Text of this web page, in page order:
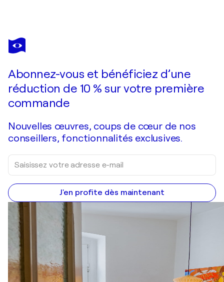
MARIO PRATESI
La dea della rabbia
Abonnez-vous et bénéficiez d’une
réduction de 10 % sur votre première
commande
Nouvelles œuvres, coups de cœur de nos
conseillers, fonctionnalités exclusives.
J'en profite dès maintenant